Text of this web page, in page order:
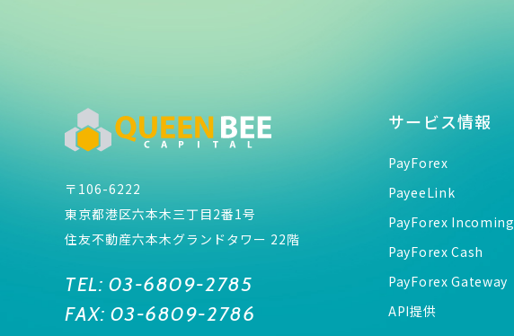
〒106-6222
東京都港区六本木三丁目2番1号
住友不動産六本木グランドタワー 22階
TEL: 03-6809-2785
FAX: 03-6809-2786
サービス情報
PayForex
PayeeLink
PayForex Incoming
PayForex Cash
PayForex Gateway
API提供